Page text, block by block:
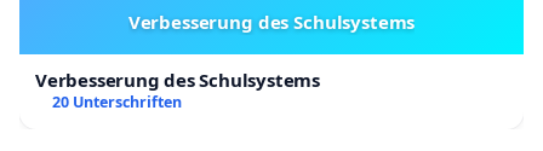
Verbesserung des Schulsystems
Verbesserung des Schulsystems
20 Unterschriften